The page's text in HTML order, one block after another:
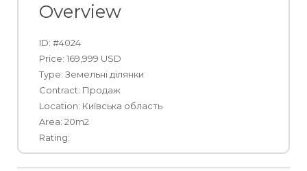
Оренда
Продаж
Overview
ID: #4024
Price: 169,999 USD
Type: Земельні ділянки
Contract: Продаж
Location: Київська область
Area: 20m2
Rating: